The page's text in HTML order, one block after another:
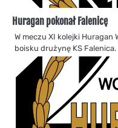
Huragan pokonał Falenicę
W meczu XI kolejki Huragan
boisku drużynę KS Falenica.